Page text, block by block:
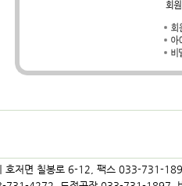
호저면 칠봉로 6-12, 팩스 033-731-